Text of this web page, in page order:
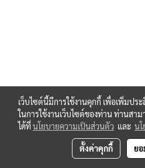
เว็บไซต์นี้มีการใช้งานคุกกี้ เพื่อเพิ่มป
ในการใช้งานเว็บไซต์ของท่าน ท่านสา
ได้ที่นโยบายความเป็นส่วนตัว และ น
ตั้งค่าคุกกี้ ย